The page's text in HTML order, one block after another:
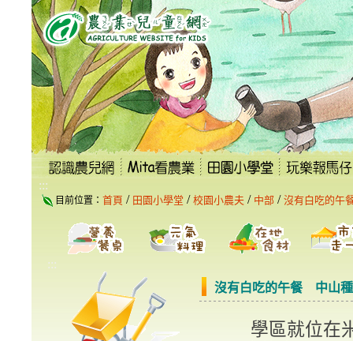
跳
到
主
要
內
容
區
塊
:::
目前位置： 首頁 / 田園小學堂 / 校園小農夫 / 中部 / 沒有白吃的午
:::
沒有白吃的午餐 中山
學區就位在